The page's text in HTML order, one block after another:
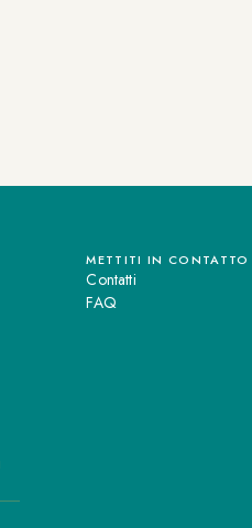
METTITI IN CONTATTO
Contatti
FAQ